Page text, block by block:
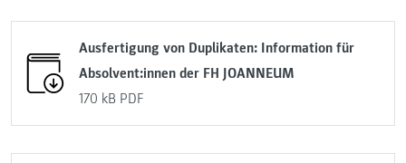
Ausfertigung von Duplikaten: Information für
Absolvent:innen der FH JOANNEUM
170 kB PDF